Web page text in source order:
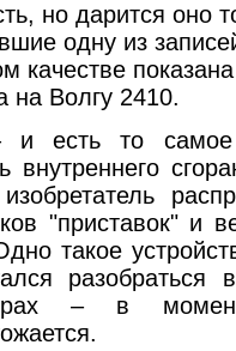
но дарится оно
одну из
качестве
на Волгу 2410.
и есть то самое
внутреннего
"приставок" и
такое
разобраться в
– в